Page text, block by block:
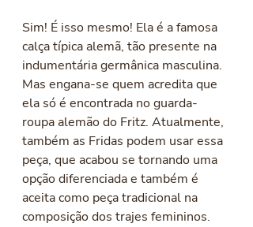
Sim! É isso mesmo! Ela é a famosa
calça típica alemã, tão presente na
indumentária germânica masculina.
Mas engana-se quem acredita que
ela só é encontrada no guarda-
roupa alemão do Fritz. Atualmente,
também as Fridas podem usar essa
peça, que acabou se tornando uma
opção diferenciada e também é
aceita como peça tradicional na
composição dos trajes femininos.